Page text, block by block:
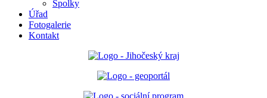
Spolky
Úřad
Fotogalerie
Kontakt